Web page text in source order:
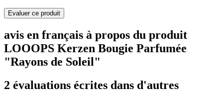
Evaluer ce produit
avis en français à propos du produit
LOOOPS Kerzen Bougie Parfumée
"Rayons de Soleil"
2 évaluations écrites dans d'autres